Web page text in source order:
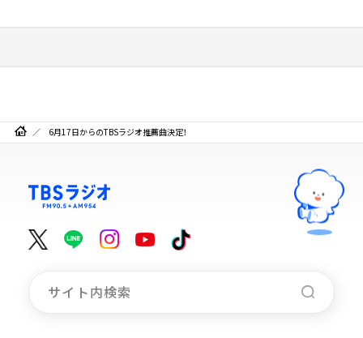
6月17日からのTBSラジオ推薦曲決定！